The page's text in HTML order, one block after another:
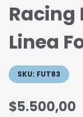
Racing
Linea
SKU: FUT83
$5.500,00